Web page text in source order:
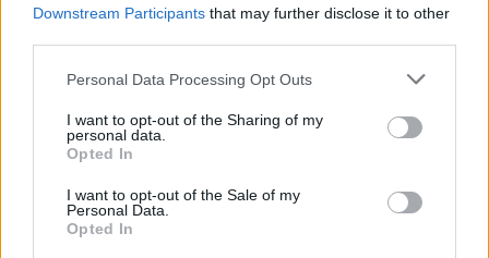
Downstream Participants that may further disclose it to other
Personal Data Processing Opt Outs
I want to opt-out of the Sharing of my
personal data.
Opted In
I want to opt-out of the Sale of my
Personal Data.
Opted In
Prawa autorskie do zdjęć: